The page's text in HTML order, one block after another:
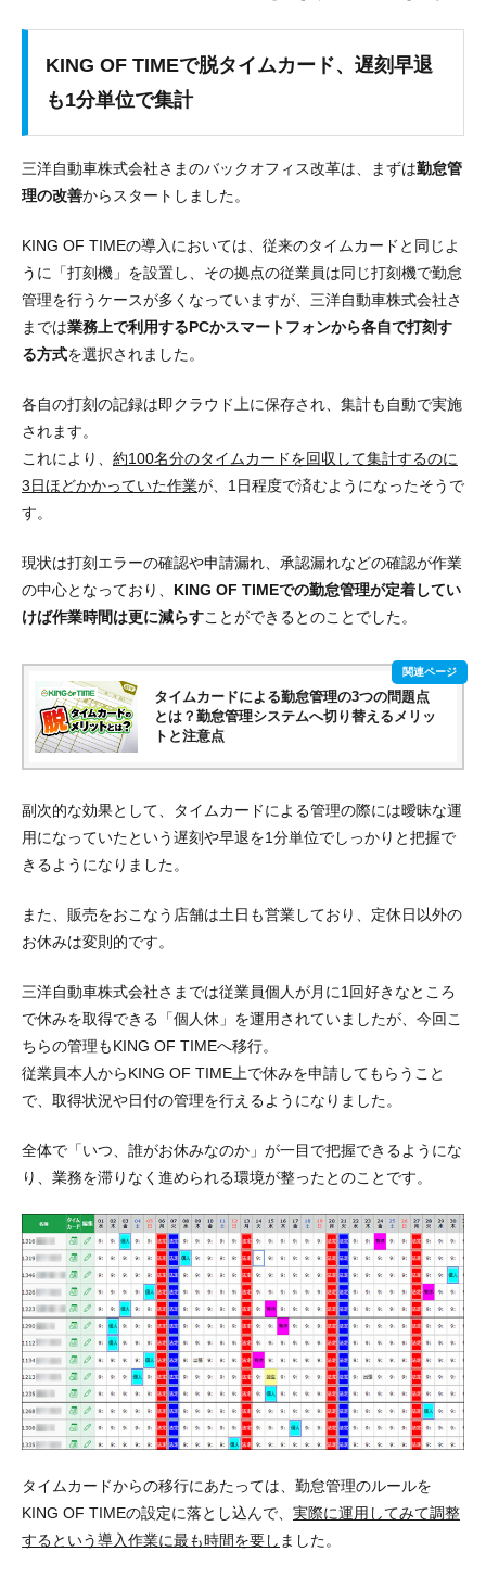
KING OF TIMEで脱タイムカード、遅刻早退
も1分単位で集計
三洋自動車株式会社さまのバックオフィス改革は、まずは勤怠管
理の改善からスタートしました。
KING OF TIMEの導入においては、従来のタイムカードと同じよ
うに「打刻機」を設置し、その拠点の従業員は同じ打刻機で勤怠
管理を行うケースが多くなっていますが、三洋自動車株式会社さ
までは業務上で利用するPCかスマートフォンから各自で打刻す
る方式を選択されました。
各自の打刻の記録は即クラウド上に保存され、集計も自動で実施
されます。
これにより、 約100名分のタイムカードを回収して集計するのに
3日ほどかかっていた作業が、 1日程度で済むようになったそうで
す。
現状は打刻エラーの確認や申請漏れ、承認漏れなどの確認が作業
の中心となっており、 KING OF TIMEでの勤怠管理が定着してい
けば作業時間は更に減らすことができるとのことでした。
タイムカードによる勤怠管理の3つの問題点
とは？勤怠管理システムへ切り替えるメリッ
トと注意点
副次的な効果として、タイムカードによる管理の際には曖昧な運
用になっていたという遅刻や早退を1分単位でしっかりと把握で
きるようになりました。
また、販売をおこなう店舗は土日も営業しており、定休日以外の
お休みは変則的です。
三洋自動車株式会社さまでは従業員個人が月に1回好きなところ
で休みを取得できる「個人休」を運用されていましたが、今回こ
ちらの管理もKING OF TIMEへ移行。
従業員本人からKING OF TIME上で休みを申請してもらうこと
で、 取得状況や日付の管理を行えるようになりました。
全体で「いつ、誰がお休みなのか」が一目で把握できるようにな
り、業務を滞りなく進められる環境が整ったとのことです。
タイムカードからの移行にあたっては、勤怠管理のルールを
KING OF TIMEの設定に落とし込んで、 実際に運用してみて調整
するという導入作業に最も時間を要し ました。